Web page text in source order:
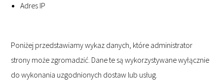
Adres IP
Poniżej przedstawiamy wykaz danych, które administrator
strony może zgromadzić. Dane te są wykorzystywane wyłącznie
do wykonania uzgodnionych dostaw lub usług.